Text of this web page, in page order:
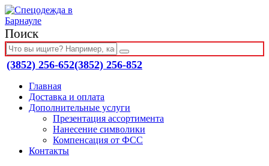
Поиск
(3852) 256-652(3852) 256-852
Главная
Доставка и оплата
Дополнительные услуги
Презентация ассортимента
Нанесение символики
Компенсация от ФСС
Контакты